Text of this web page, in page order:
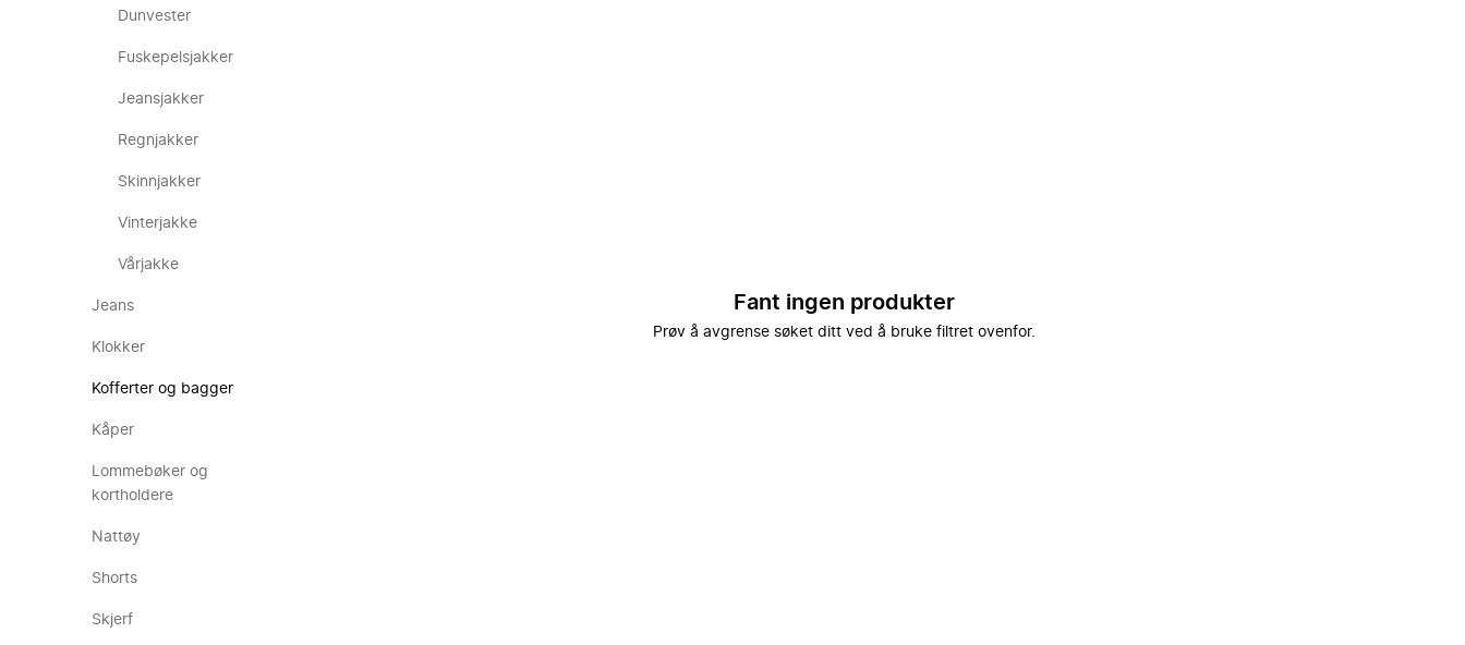
Dunvester
Fuskepelsjakker
Jeansjakker
Regnjakker
Skinnjakker
Vinterjakke
Vårjakke
Jeans
Klokker
Kofferter og bagger
Kåper
Lommebøker og
kortholdere
Nattøy
Shorts
Skjerf
Fant ingen produkter
Prøv å avgrense søket ditt ved å bruke filtret ovenfor.